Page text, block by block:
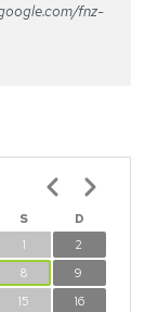
fnz-
S
D
1
2
8
9
15
16
Paginación